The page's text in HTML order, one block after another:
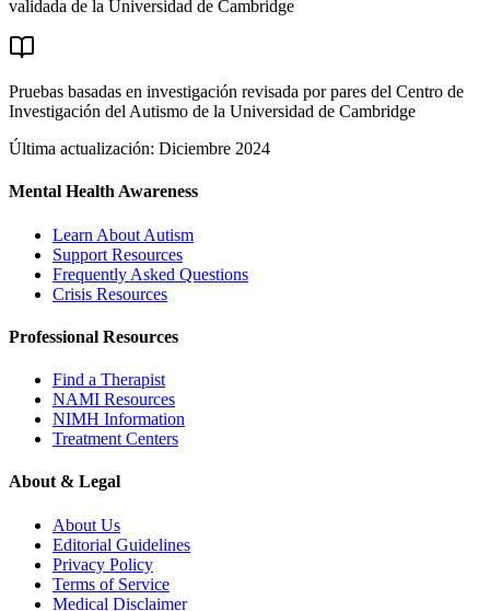
validada de la Universidad de Cambridge
Pruebas basadas en investigación revisada por pares del Centro de
Investigación del Autismo de la Universidad de Cambridge
Última actualización: Diciembre 2024
Mental Health Awareness
Learn About Autism
Support Resources
Frequently Asked Questions
Crisis Resources
Professional Resources
Find a Therapist
NAMI Resources
NIMH Information
Treatment Centers
About & Legal
About Us
Editorial Guidelines
Privacy Policy
Terms of Service
Medical Disclaimer